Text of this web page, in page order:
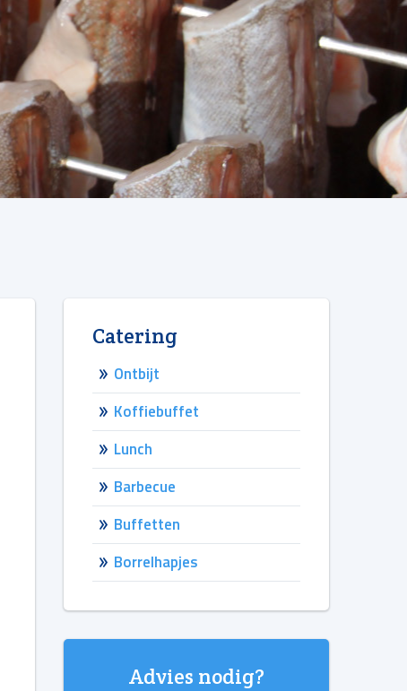
Catering
Ontbijt
Koffiebuffet
Lunch
Barbecue
Buffetten
Borrelhapjes
Advies nodig?